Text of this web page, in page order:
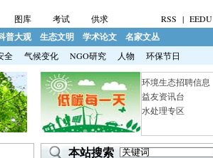
图库 考试 供求 RSS | EEDU
普大观 生态文明 学术论文 名家文丛
全 气候变化 NGO研究 人物 环保节日
环境生态招聘信息
益友资讯台
水处理专区
本站搜索